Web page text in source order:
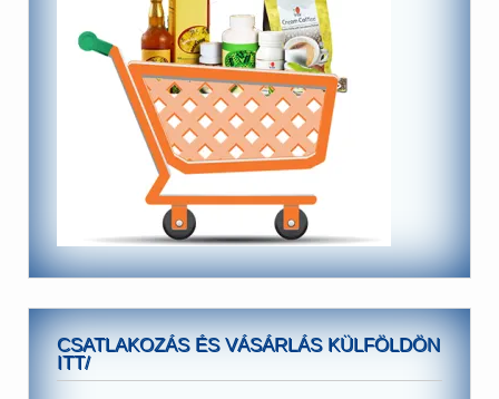
CSATLAKOZÁS ÉS VÁSÁRLÁS KÜLFÖLDÖN
ITT/